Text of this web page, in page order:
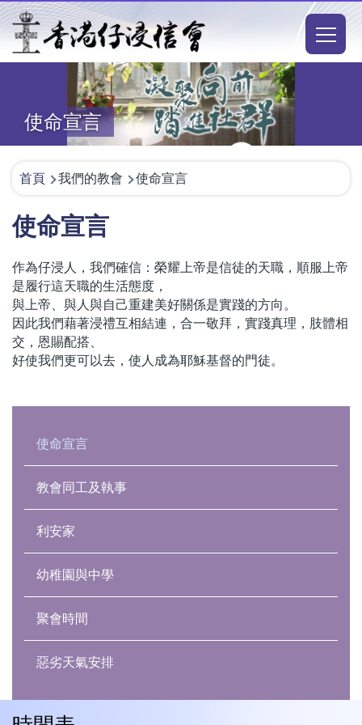
移至主內容
Main
使命宣言
導
連
結
首頁 我們的教會 使命宣言
使命宣言
作為仔浸人，我們確信：榮耀上帝是信徒的天職，順服上帝
是履行這天職的生活態度，
與上帝、與人與自己重建美好關係是實踐的方向。
因此我們藉著浸禮互相結連，合一敬拜，實踐真理，肢體相
交，恩賜配搭、
好使我們更可以去，使人成為耶穌基督的門徒。
navigation
使命宣言
教會同工及執事
利安家
幼稚園與中學
聚會時間
惡劣天氣安排